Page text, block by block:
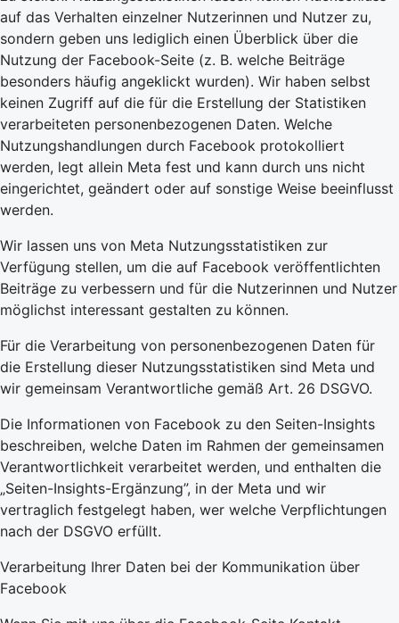
auf das Verhalten einzelner Nutzerinnen und Nutzer zu,
sondern geben uns lediglich einen Überblick über die
Nutzung der Facebook-Seite (z. B. welche Beiträge
besonders häufig angeklickt wurden). Wir haben selbst
keinen Zugriff auf die für die Erstellung der Statistiken
verarbeiteten personenbezogenen Daten. Welche
Nutzungshandlungen durch Facebook protokolliert
werden, legt allein Meta fest und kann durch uns nicht
eingerichtet, geändert oder auf sonstige Weise beeinflusst
werden.
Wir lassen uns von Meta Nutzungsstatistiken zur
Verfügung stellen, um die auf Facebook veröffentlichten
Beiträge zu verbessern und für die Nutzerinnen und Nutzer
möglichst interessant gestalten zu können.
Für die Verarbeitung von personenbezogenen Daten für
die Erstellung dieser Nutzungsstatistiken sind Meta und
wir gemeinsam Verantwortliche gemäß Art. 26 DSGVO.
Die Informationen von Facebook zu den Seiten-Insights
beschreiben, welche Daten im Rahmen der gemeinsamen
Verantwortlichkeit verarbeitet werden, und enthalten die
„Seiten-Insights-Ergänzung”, in der Meta und wir
vertraglich festgelegt haben, wer welche Verpflichtungen
nach der DSGVO erfüllt.
Verarbeitung Ihrer Daten bei der Kommunikation über
Facebook